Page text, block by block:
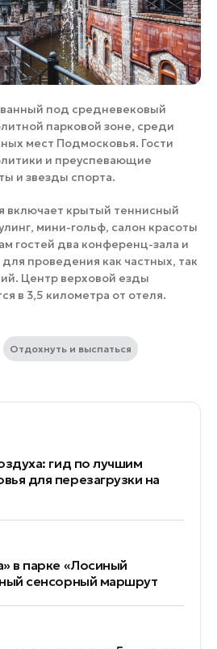
гид по лучшим
для перезагрузки на
в парке «Лосиный
сенсорный маршрут
под средневековый
парковой зоне, среди
мест Подмосковья. Гости
и преуспевающие
и звезды спорта.
включает крытый теннисный
мини-гольф, салон красоты
гостей два конференц-зала и
проведения как частных, так
Центр верховой езды
в 3,5 километра от отеля.
Отдохнуть и выспаться